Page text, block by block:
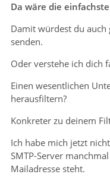
Da wäre die
Damit würdest du auch
senden.
Oder verstehe ich dich
Einen wesentlichen
herausfiltern?
Konkreter zu deinem
Ich habe mich jetzt
SMTP-Server
Mailadresse steht.